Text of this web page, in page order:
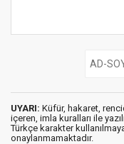
UYARI: Küfür, hakaret,
içeren, imla kuralları ile
Türkçe karakter
onaylanmamaktadır.